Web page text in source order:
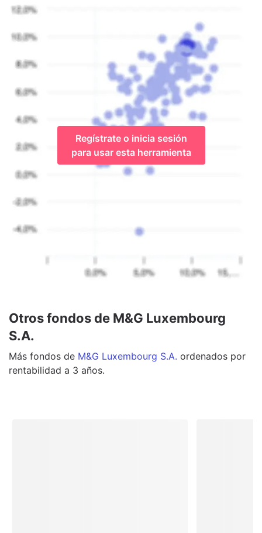
Regístrate o inicia sesión
para usar esta herramienta
Otros fondos de M&G Luxembourg
S.A.
Más fondos de M&G Luxembourg S.A. ordenados por
rentabilidad a 3 años.